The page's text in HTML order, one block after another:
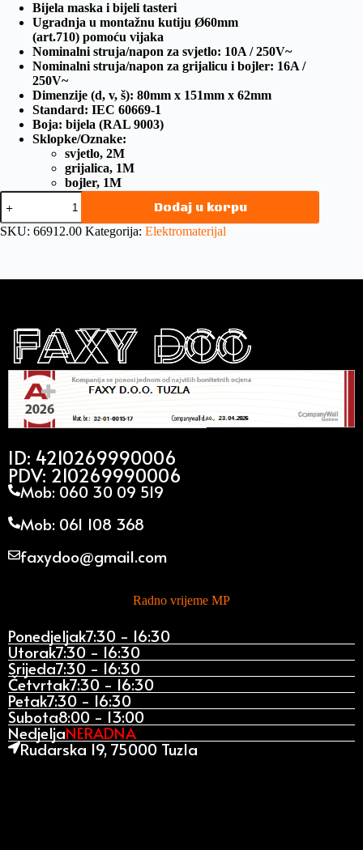
Bijela maska i bijeli tasteri
Ugradnja u montažnu kutiju Ø60mm
(art.710) pomoću vijaka
Nominalni struja/napon za svjetlo: 10A / 250V~
Nominalni struja/napon za grijalicu i bojler: 16A /
250V~
Dimenzije (d, v, š): 80mm x 151mm x 62mm
Standard: IEC 60669-1
Boja: bijela (RAL 9003)
Sklopke/Oznake:
svjetlo, 2M
grijalica, 1M
bojler, 1M
Dodaj u korpu
SKU: 66912.00 Kategorija: Elektromaterijal
ID: 4210269990006
PDV: 210269990006
Mob: 060 30 09 519
Mob: 061 108 368
faxydoo@gmail.com
Radno vrijeme MP
Ponedjeljak7:30 - 16:30
Utorak7:30 - 16:30
Srijeda7:30 - 16:30
Četvrtak7:30 - 16:30
Petak7:30 - 16:30
Subota8:00 - 13:00
NedjeljaNERADNA
Rudarska 19, 75000 Tuzla